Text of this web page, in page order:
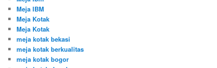
Meja IBM
Meja Kotak
Meja Kotak
meja kotak bekasi
meja kotak berkualitas
meja kotak bogor